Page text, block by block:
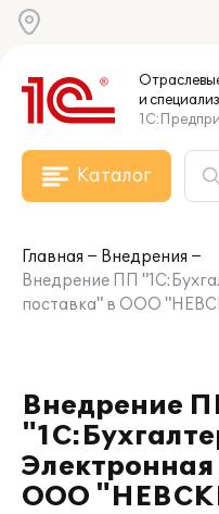
и
Каталог
Главная
Внедрения
Внедрение ПП
поставка" в ООО
Внедрение
ООО